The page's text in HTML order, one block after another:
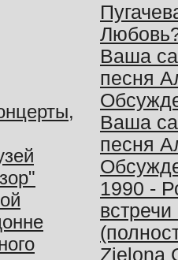
Ваша
песня
Ваша
песня
1990 -
Zielona